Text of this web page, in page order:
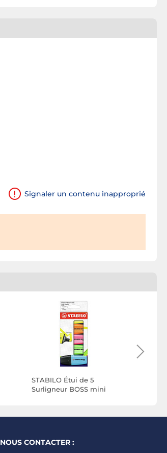
Signaler un contenu inapproprié
STABILO Étui de 5
Surligneur BOSS mini
NOUS CONTACTER :